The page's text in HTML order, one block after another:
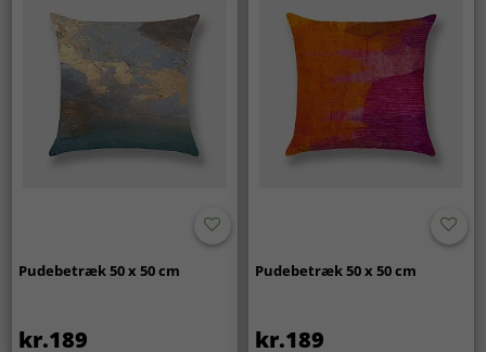
Pudebetræk 50 x 50 cm
kr.189
Pudebetræk 50 x 50 cm
kr.189